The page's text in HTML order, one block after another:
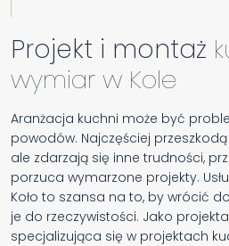
Projekt i montaż
wymiar w Kole
Aranżacja kuchni może być
powodów. Najczęściej
ale zdarzają się inne trudności,
porzuca wymarzone projekty.
Koło to szansa na to, by wrócić
je do rzeczywistości. Jako
specjalizująca się w projektach